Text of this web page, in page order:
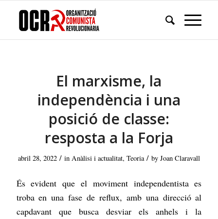
El marxisme, la
independència i una
posició de classe:
resposta a la Forja
abril 28, 2022 / in Anàlisi i actualitat, Teoria / by Joan Claravall
És evident que el moviment independentista es
troba en una fase de reflux, amb una direcció al
capdavant que busca desviar els anhels i la